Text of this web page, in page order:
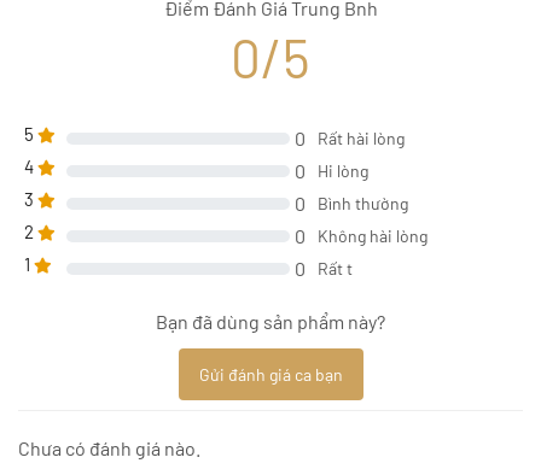
Điểm Đánh Giá Trung Bnh
0/5
5 0 Rất hài lòng
4 0 Hi lòng
3 0 Bình thường
2 0 Không hài lòng
1 0 Rất t
Bạn đã dùng sản phẩm này?
Gửi đánh giá ca bạn
Chưa có đánh giá nào.